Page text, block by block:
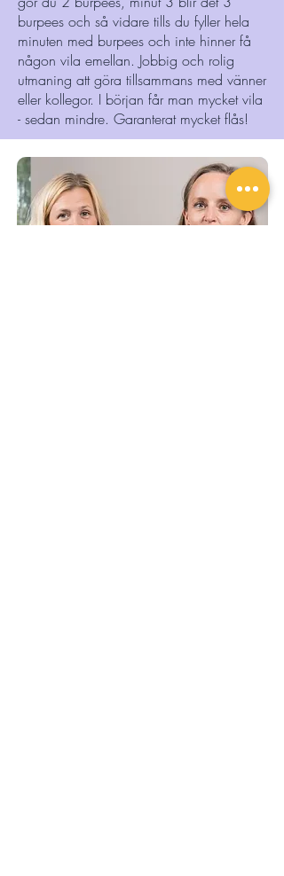
burpees och så vidare tills du fyller hela
minuten med burpees och inte hinner få
någon vila emellan. Jobbig och rolig
utmaning att göra tillsammans med vänner
eller kollegor. I början får man mycket vila
- sedan mindre. Garanterat mycket flås!